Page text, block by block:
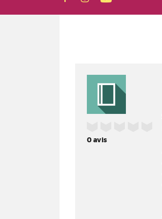
0avis